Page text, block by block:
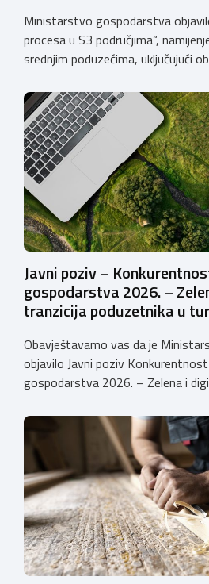
Ministarstvo gospodarstva
procesa u S3 područjima“,
srednjim poduzećima, uključujući
uspješnije plasirati na tržište kroz
procesa. Poziv se provodi u
Poziva je potaknuti uvođenje
organizacije poslovanja koje […]
Javni poziv –
gospodarstva 2026. –
tranzicija poduzetnika u
Obavještavamo vas da je
objavilo Javni poziv
gospodarstva 2026. – Zelena i
male vrijednosti u ukupnom
Program je namijenjen
registriranim za ugostiteljske i/ili
obiteljskim poljoprivrednim
gospodarstvima/
za pružanje […]